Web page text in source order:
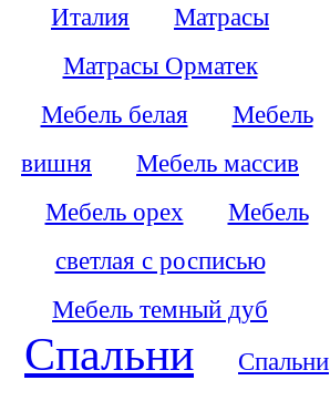
Италия
Матрасы
Матрасы Орматек
Мебель белая
Мебель
вишня
Мебель массив
Мебель орех
Мебель
светлая с росписью
Мебель темный дуб
Спальни
Спальни